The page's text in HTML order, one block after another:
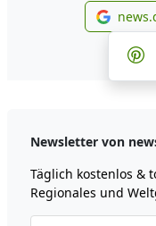
Newsletter von
Täglich kostenlos &
Regionales und